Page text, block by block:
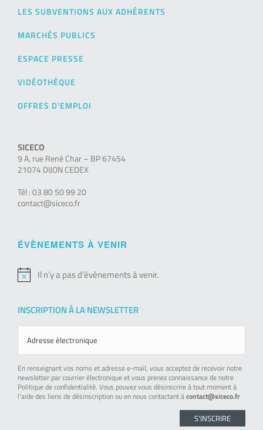
LES SUBVENTIONS AUX ADHÉRENTS
MARCHÉS PUBLICS
ESPACE PRESSE
VIDÉOTHÈQUE
OFFRES D’EMPLOI
SICECO
9 A, rue René Char – BP 67454
21074 DIJON CEDEX
Tél : 03 80 50 99 20
contact@siceco.fr
ÉVÈNEMENTS À VENIR
Notice
Il n’y a pas d’évènements à venir.
INSCRIPTION À LA NEWSLETTER
En renseignant vos noms et adresse e-mail, vous acceptez de recevoir notre
newsletter par courrier électronique et vous prenez connaissance de notre
Politique de confidentialité. Vous pouvez vous désinscrire à tout moment à
l’aide des liens de désinscription ou en nous contactant àcontact@siceco.fr